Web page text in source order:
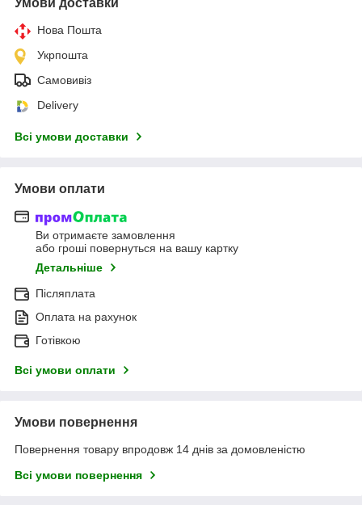
Нова Пошта
Укрпошта
Самовивіз
Delivery
Всі умови доставки
Умови оплати
Ви отримаєте замовлення
або гроші повернуться на вашу картку
Детальніше
Післяплата
Оплата на рахунок
Готівкою
Всі умови оплати
Умови повернення
Повернення товару впродовж 14 днів за домовленістю
Всі умови повернення